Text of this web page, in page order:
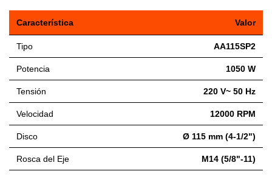
Característica Valor
Tipo AA115SP2
Potencia 1050 W
Tensión 220 V~ 50 Hz
Velocidad 12000 RPM
Disco Ø 115 mm (4-1/2")
Rosca del Eje M14 (5/8"-11)